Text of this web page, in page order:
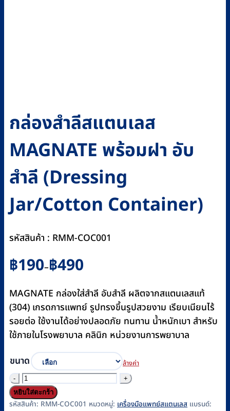
กล่องสำลีสแตนเลส
MAGNATE พร้อมฝา อับ
สำลี (Dressing
Jar/Cotton Container)
รหัสสินค้า : RMM-COC001
฿190–฿490
Price
range:
฿190
through
฿490
MAGNATE กล่องใส่สำลี อับสำลี ผลิตจากสแตนเลสแท้
(304) เกรดการแพทย์ รูปทรงขึ้นรูปสวยงาม เรียบเนียนไร้
รอยต่อ ใช้งานได้อย่างปลอดภัย ทนทาน น้ำหนักเบา สำหรับ
ใช้ภายในโรงพยาบาล คลินิก หน่วยงานการพยาบาล
ขนาด
ล้างค่า
จำนวน
กล่อง
สำ
หยิบใส่ตะกร้า
รหัสสินค้า: RMM-COC001 หมวดหมู่: เครื่องมือแพทย์สแตนเลส แบรนด์: